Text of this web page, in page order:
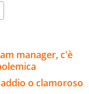
manager, c'è
o clamoroso